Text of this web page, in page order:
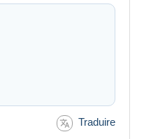
Traduire